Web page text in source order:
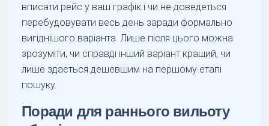
вписати рейс у ваш графік і чи не доведеться
перебудовувати весь день заради формально
вигіднішого варіанта. Лише після цього можна
зрозуміти, чи справді інший варіант кращий, чи
лише здається дешевшим на першому етапі
пошуку.
Поради для раннього вильоту